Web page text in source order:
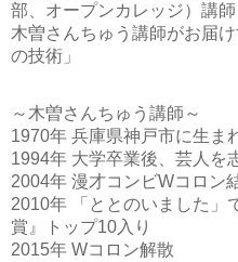
部、オープンカレッジ）講師
木曽さんちゅう講師がお届
の技術」
～木曽さんちゅう講師～
1970年 兵庫県神戸市に生ま
1994年 大学卒業後、芸人を
2004年 漫才コンビWコロン
2010年 「ととのいました」
賞』トップ10入り
2015年 Wコロン解散